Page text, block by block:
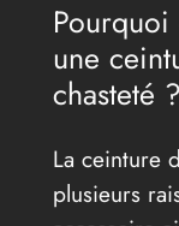
une
chasteté ?
La ceinture
plusieurs